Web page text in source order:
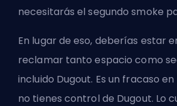
necesitarás el segundo smoke
En lugar de eso, deberías estar
reclamar tanto espacio como
incluido Dugout. Es un fracaso
no tienes control de Dugout. Lo